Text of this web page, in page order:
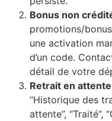
Bonus non
promotions/
une activation
d’un code.
détail de votre
Retrait en
“Historique des
attente”, “Traité”,